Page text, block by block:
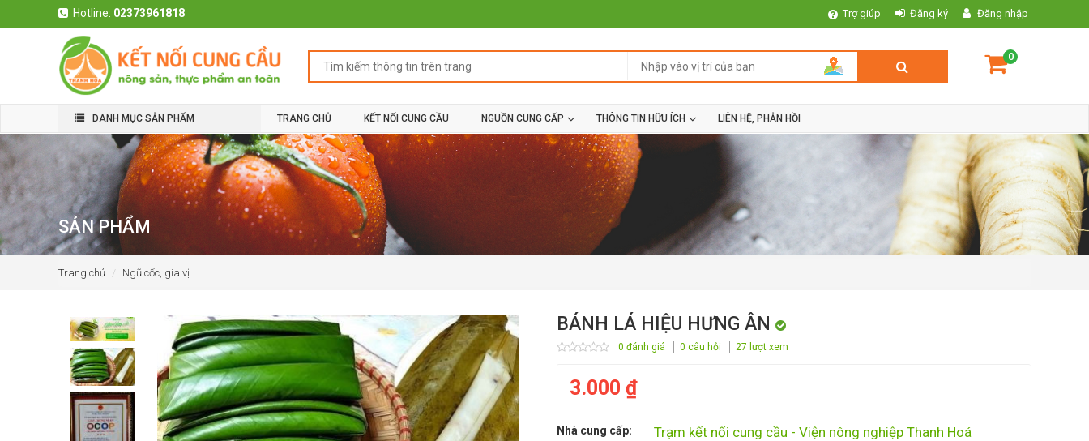
Hotline: 02373961818 Trợ giúp Đăng ký Đăng nhập
0
DANH MỤC SẢN PHẨM TRANG CHỦ KẾT NỐI CUNG CẦU NGUỒN CUNG CẤP THÔNG TIN HỮU ÍCH LIÊN HỆ, PHẢN HỒI
SẢN PHẨM
Trang chủ Ngũ cốc, gia vị
BÁNH LÁ HIỆU HƯNG ÂN
0 đánh giá 0 câu hỏi 27 lượt xem
3.000 ₫
Nhà cung cấp: Trạm kết nối cung cầu - Viện nông nghiệp Thanh Hoá